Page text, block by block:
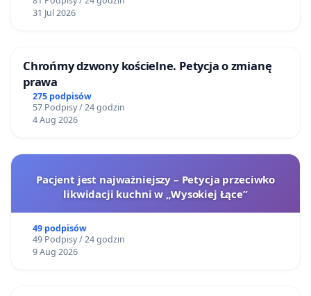
31 Jul 2026
Chrońmy dzwony kościelne. Petycja o zmianę
prawa
275 podpisów
57 Podpisy / 24 godzin
4 Aug 2026
Pacjent jest najważniejszy – Petycja przeciwko
likwidacji kuchni w „Wysokiej Łące”
49 podpisów
49 Podpisy / 24 godzin
9 Aug 2026